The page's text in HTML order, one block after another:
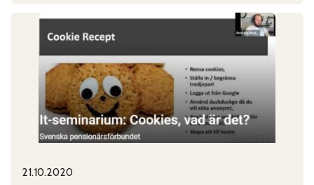
Ställningstagande
budgetförslaget
2021
Published on:
21.10.2020
Categories: